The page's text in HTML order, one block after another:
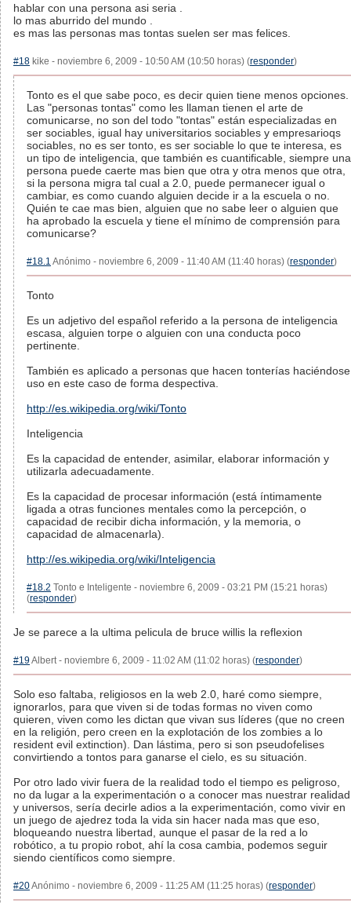
hablar con una persona asi seria .
lo mas aburrido del mundo .
es mas las personas mas tontas suelen ser mas felices.
#18 kike - noviembre 6, 2009 - 10:50 AM (10:50 horas) (responder)
Tonto es el que sabe poco, es decir quien tiene menos opciones.
Las "personas tontas" como les llaman tienen el arte de
comunicarse, no son del todo "tontas" están especializadas en
ser sociables, igual hay universitarios sociables y empresarioqs
sociables, no es ser tonto, es ser sociable lo que te interesa, es
un tipo de inteligencia, que también es cuantificable, siempre una
persona puede caerte mas bien que otra y otra menos que otra,
si la persona migra tal cual a 2.0, puede permanecer igual o
cambiar, es como cuando alguien decide ir a la escuela o no.
Quién te cae mas bien, alguien que no sabe leer o alguien que
ha aprobado la escuela y tiene el mínimo de comprensión para
comunicarse?
#18.1 Anónimo - noviembre 6, 2009 - 11:40 AM (11:40 horas) (responder)
Tonto
Es un adjetivo del español referido a la persona de inteligencia
escasa, alguien torpe o alguien con una conducta poco
pertinente.
También es aplicado a personas que hacen tonterías haciéndose
uso en este caso de forma despectiva.
http://es.wikipedia.org/wiki/Tonto
Inteligencia
Es la capacidad de entender, asimilar, elaborar información y
utilizarla adecuadamente.
Es la capacidad de procesar información (está íntimamente
ligada a otras funciones mentales como la percepción, o
capacidad de recibir dicha información, y la memoria, o
capacidad de almacenarla).
http://es.wikipedia.org/wiki/Inteligencia
#18.2 Tonto e Inteligente - noviembre 6, 2009 - 03:21 PM (15:21 horas)
(responder)
Je se parece a la ultima pelicula de bruce willis la reflexion
#19Albert - noviembre 6, 2009 - 11:02 AM (11:02 horas) (responder)
Solo eso faltaba, religiosos en la web 2.0, haré como siempre,
ignorarlos, para que viven si de todas formas no viven como
quieren, viven como les dictan que vivan sus líderes (que no creen
en la religión, pero creen en la explotación de los zombies a lo
resident evil extinction). Dan lástima, pero si son pseudofelises
convirtiendo a tontos para ganarse el cielo, es su situación.
Por otro lado vivir fuera de la realidad todo el tiempo es peligroso,
no da lugar a la experimentación o a conocer mas nuestrar realidad
y universos, sería decirle adios a la experimentación, como vivir en
un juego de ajedrez toda la vida sin hacer nada mas que eso,
bloqueando nuestra libertad, aunque el pasar de la red a lo
robótico, a tu propio robot, ahí la cosa cambia, podemos seguir
siendo científicos como siempre.
#20Anónimo - noviembre 6, 2009 - 11:25 AM (11:25 horas) (responder)